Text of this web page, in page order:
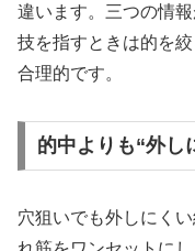
違います。三つの情
技を指すときは的を
合理的です。
的中よりも“外し
穴狙いでも外しにく